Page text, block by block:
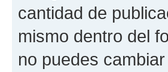
cantidad de
mismo dentro del
no puedes